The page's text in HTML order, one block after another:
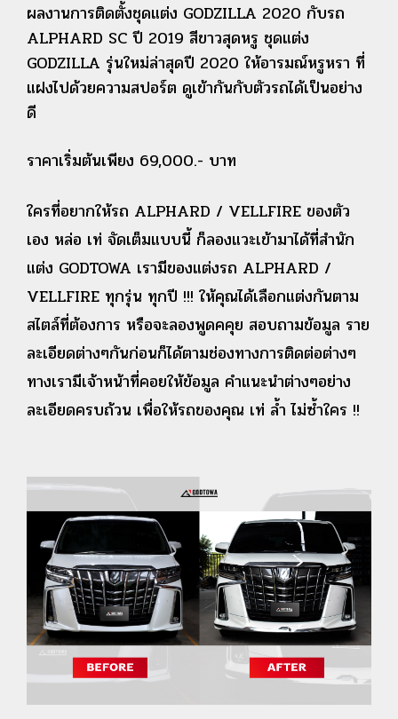
ผลงานการติดตั้งชุดแต่ง GODZILLA 2020 กับรถ
ALPHARD SC ปี 2019 สีขาวสุดหรู ชุดแต่ง
GODZILLA รุ่นใหม่ล่าสุดปี 2020 ให้อารมณ์หรูหรา ที่
แฝงไปด้วยความสปอร์ต ดูเข้ากันกับตัวรถได้เป็นอย่าง
ดี
ราคาเริ่มต้นเพียง 69,000.- บาท
ใครที่อยากให้รถ ALPHARD / VELLFIRE ของตัว
เอง หล่อ เท่ จัดเต็มแบบนี้ ก็ลองแวะเข้ามาได้ที่สำนัก
แต่ง GODTOWA เรามีของแต่งรถ ALPHARD /
VELLFIRE ทุกรุ่น ทุกปี !!! ให้คุณได้เลือกแต่งกันตาม
สไตล์ที่ต้องการ หรือจะลองพูดคคุย สอบถามข้อมูล ราย
ละเอียดต่างๆกันก่อนก็ได้ตามช่องทางการติดต่อต่างๆ
ทางเรามีเจ้าหน้าที่คอยให้ข้อมูล คำแนะนำต่างๆอย่าง
ละเอียดครบถ้วน เพื่อให้รถของคุณ เท่ ล้ำ ไม่ซ้ำใคร !!